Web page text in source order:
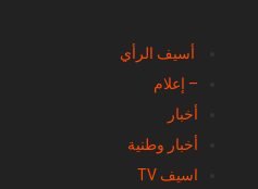
تصنيفات
أسيف الرأي
– إعلام
أخبار
أخبار وطنية